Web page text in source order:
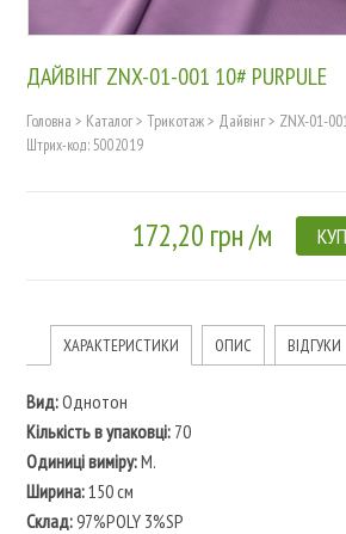
ДАЙВІНГ ZNX-01-001 10# PURPULE
Головна > Каталог> Трикотаж> Дайвінг> ZNX-01-
Штрих-код: 5002019
172,20 грн /м
ХАРАКТЕРИСТИКИ ОПИС ВІДГУКИ
Вид:Однотон
Кількість в упаковці:70
Одиниці виміру:M.
Ширина:150 см
Склад:97%POLY 3%SP